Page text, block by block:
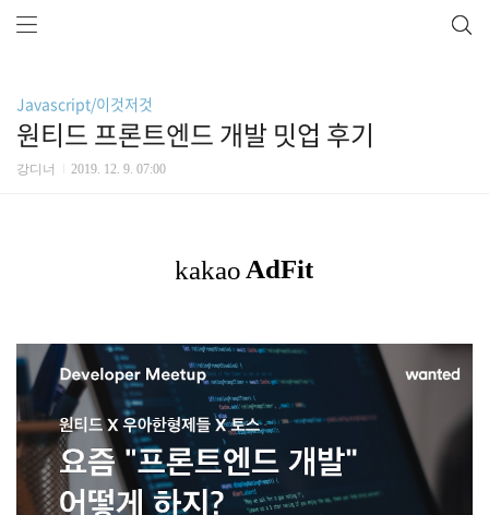
Javascript/이것저것
원티드 프론트엔드 개발 밋업 후기
강디너 2019. 12. 9. 07:00